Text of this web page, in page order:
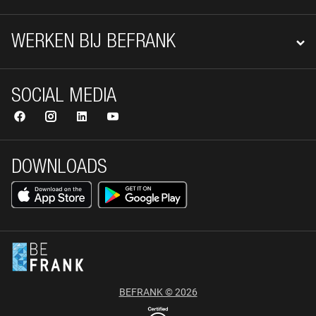
WERKEN BIJ BEFRANK
DOWNLOADS
SOCIAL MEDIA
BEFRANK © 2026